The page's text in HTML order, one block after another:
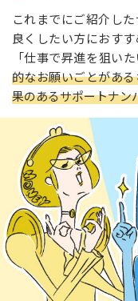
これまでにご紹介し
良くしたい方におす
「仕事で昇進を狙い
的なお願いごとがあ
果のあるサポートナン